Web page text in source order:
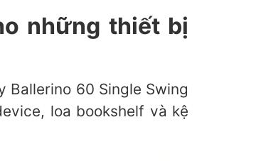
những thiết bị
60 Single Swing
loa bookshelf và kệ